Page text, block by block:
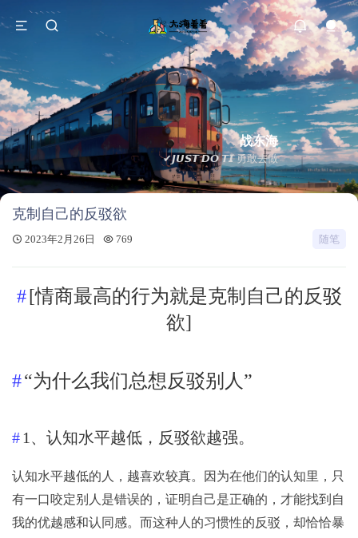
战东海
✔𝙅𝙐𝙎𝙏 𝘿𝙊 𝙏𝙄 勇敢去做
克制自己的反驳欲
2023年2月26日 769 随笔
[情商最高的行为就是克制自己的反驳
欲]
“为什么我们总想反驳别人”
1、认知水平越低，反驳欲越强。
认知水平越低的人，越喜欢较真。因为在他们的认知里，只
有一口咬定别人是错误的，证明自己是正确的，才能找到自
我的优越感和认同感。而这种人的习惯性的反驳，却恰恰暴